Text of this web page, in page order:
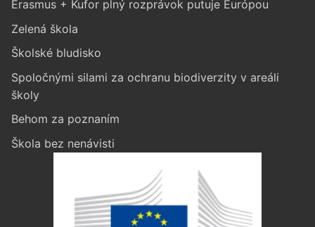
Erasmus + Kufor plný rozprávok putuje Európou
Zelená škola
Školské bludisko
Spoločnými silami za ochranu biodiverzity v areáli
školy
Behom za poznaním
Škola bez nenávisti